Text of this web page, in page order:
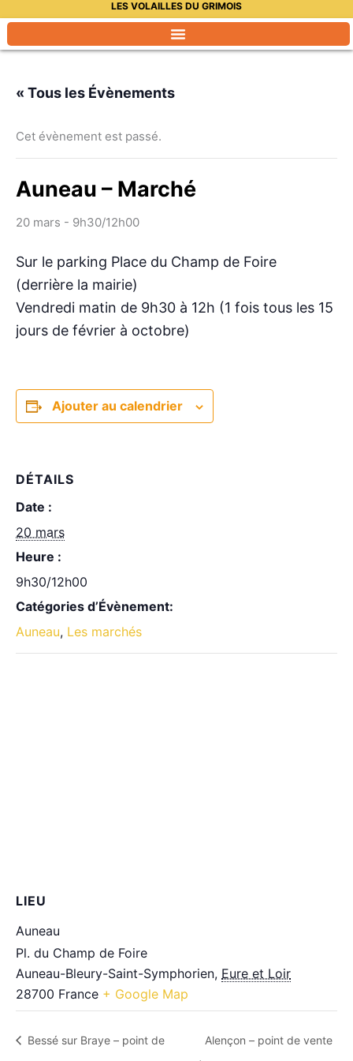
contenu
LES VOLAILLES DU GRIMOIS
« Tous les Évènements
Cet évènement est passé.
Auneau – Marché
20 mars - 9h30/12h00
Sur le parking Place du Champ de Foire
(derrière la mairie)
Vendredi matin de 9h30 à 12h (1 fois tous les 15
jours de février à octobre)
Ajouter au calendrier
DÉTAILS
Date :
20 mars
Heure :
9h30/12h00
Catégories d’Évènement:
Auneau, Les marchés
LIEU
Auneau
Pl. du Champ de Foire
Auneau-Bleury-Saint-Symphorien, Eure et Loir
28700 France + Google Map
Bessé sur Braye – point de
Alençon – point de vente